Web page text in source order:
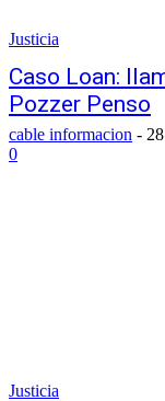
Justicia
Caso Loan:
Pozzer Penso
cable informacion -
0
Justicia